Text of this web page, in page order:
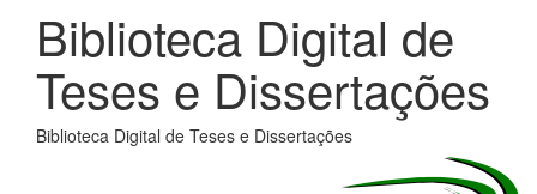
Biblioteca Digital de
Teses e Dissertações
Biblioteca Digital de Teses e Dissertações